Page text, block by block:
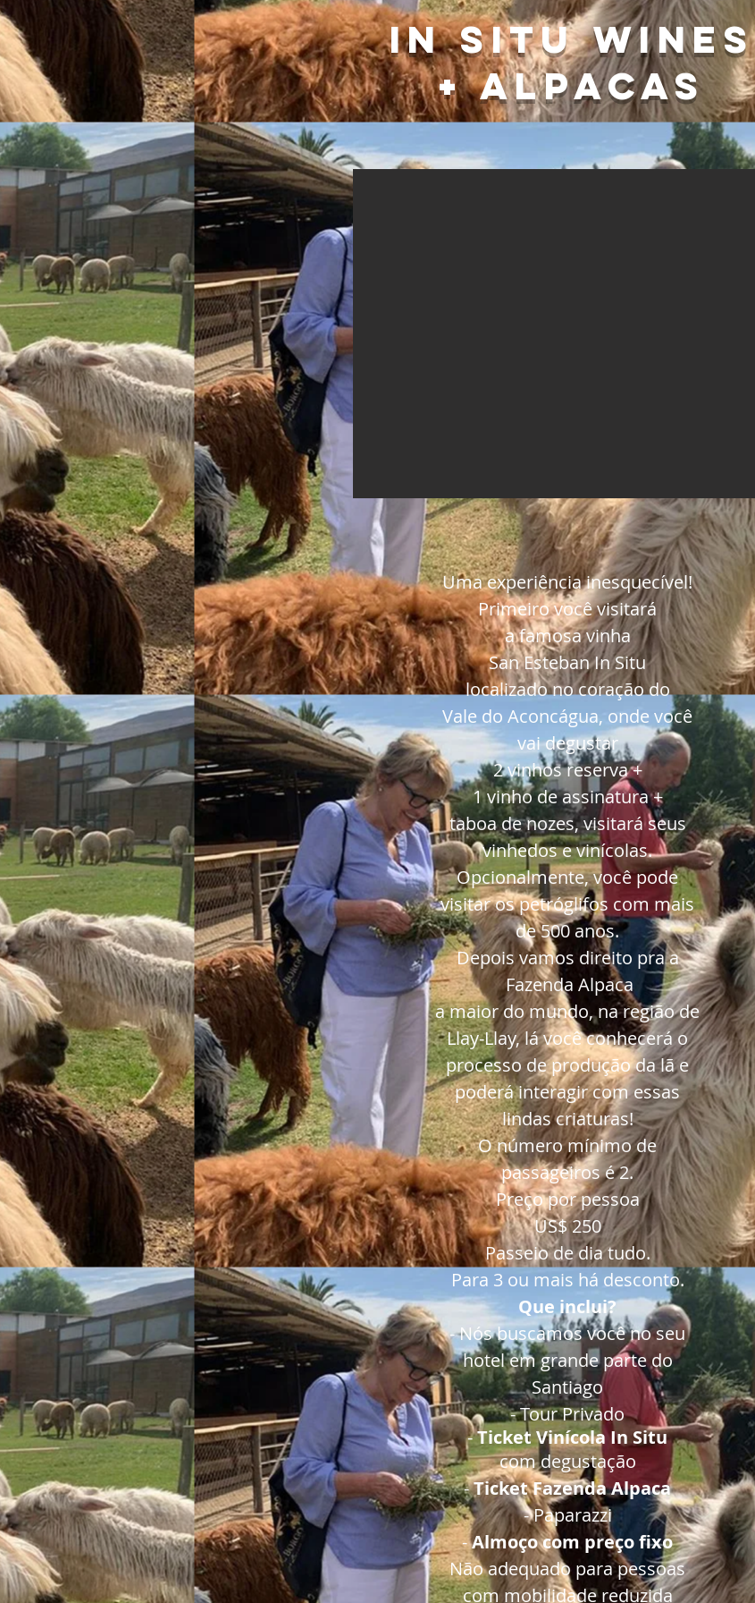
in situ wines
+ alpacas
Uma experiência inesquecível!
Primeiro você visitará
a famosa vinha
San Esteban In Situ
localizado no coração do
Vale do Aconcágua, onde você
vai degustar
2 vinhos reserva +
1 vinho de assinatura +
taboa de nozes, visitará seus
vinhedos e vinícolas.
Opcionalmente, você pode
visitar os petróglifos com mais
de 500 anos.
Depois vamos direito pra a
Fazenda Alpaca
a maior do mundo, na região de
Llay-Llay, lá você conhecerá o
processo de produção da lã e
poderá interagir com essas
lindas criaturas!
O número mínimo de
passageiros é 2.
Preço por pessoa
US$ 250
Passeio de dia tudo.
Para 3 ou mais há desconto.
Que inclui?
- Nós buscamos você no seu
hotel em grande parte do
Santiago
- Tour Privado
-Ticket Vinícola In Situ
com degustação
-Ticket Fazenda Alpaca
- Paparazzi
-Almoçocom preço fixo
Não adequado para pessoas
com mobilidade reduzida